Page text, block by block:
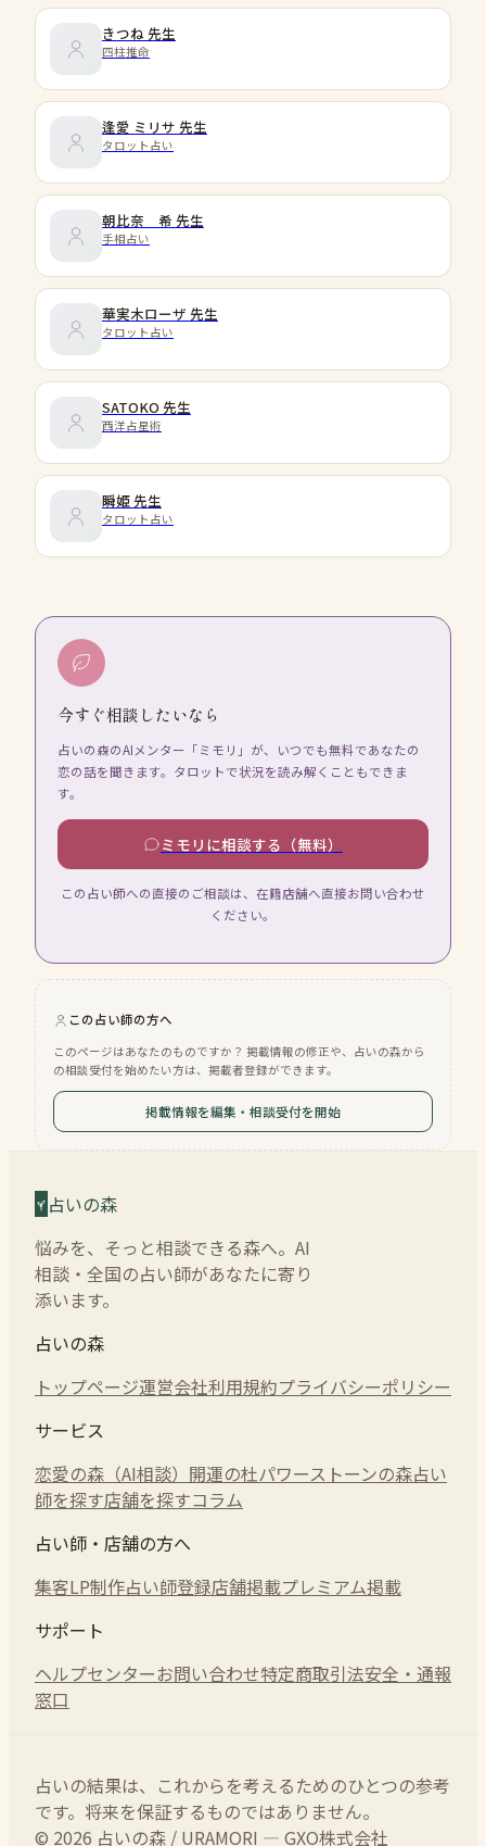
きつね 先生
四柱推命
逢愛 ミリサ 先生
タロット占い
朝比奈 希 先生
手相占い
華実木ローザ 先生
タロット占い
SATOKO 先生
西洋占星術
瞬姫 先生
タロット占い
今すぐ相談したいなら
占いの森のAIメンター「ミモリ」が、いつでも無料であなたの
恋の話を聞きます。タロットで状況を読み解くこともできま
す。
ミモリに相談する（無料）
この占い師への直接のご相談は、在籍店舗へ直接お問い合わせ
ください。
この占い師の方へ
このページはあなたのものですか？ 掲載情報の修正や、占いの森から
の相談受付を始めたい方は、掲載者登録ができます。
掲載情報を編集・相談受付を開始
占いの森
悩みを、そっと相談できる森へ。AI
相談・全国の占い師があなたに寄り
添います。
占いの森
トップページ運営会社利用規約プライバシーポリシー
サービス
恋愛の森（AI相談） 開運の杜パワーストーンの森占い
師を探す店舗を探すコラム
占い師・店舗の方へ
集客LP制作占い師登録店舗掲載プレミアム掲載
サポート
ヘルプセンターお問い合わせ特定商取引法安全・通報
窓口
占いの結果は、これからを考えるためのひとつの参考
です。将来を保証するものではありません。
© 2026 占いの森 / URAMORI — GXO株式会社